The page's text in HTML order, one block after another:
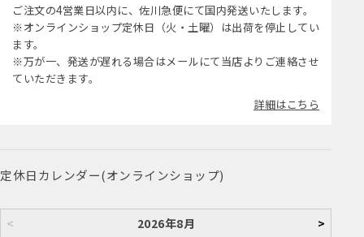
ご注文の4営業日以内に、佐川急便にて国内発送いたします。
※オンラインショップ定休日（火・土曜）は出荷を停止してい
ます。
※万が一、発送が遅れる場合はメールにて当店よりご連絡させ
ていただきます。
詳細はこちら
定休日カレンダー(オンラインショップ)
< 2026年8月 >